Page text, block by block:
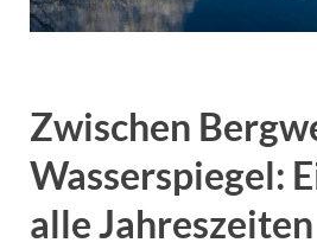
Zwischen
Wasserspiegel:
alle Jahreszeiten